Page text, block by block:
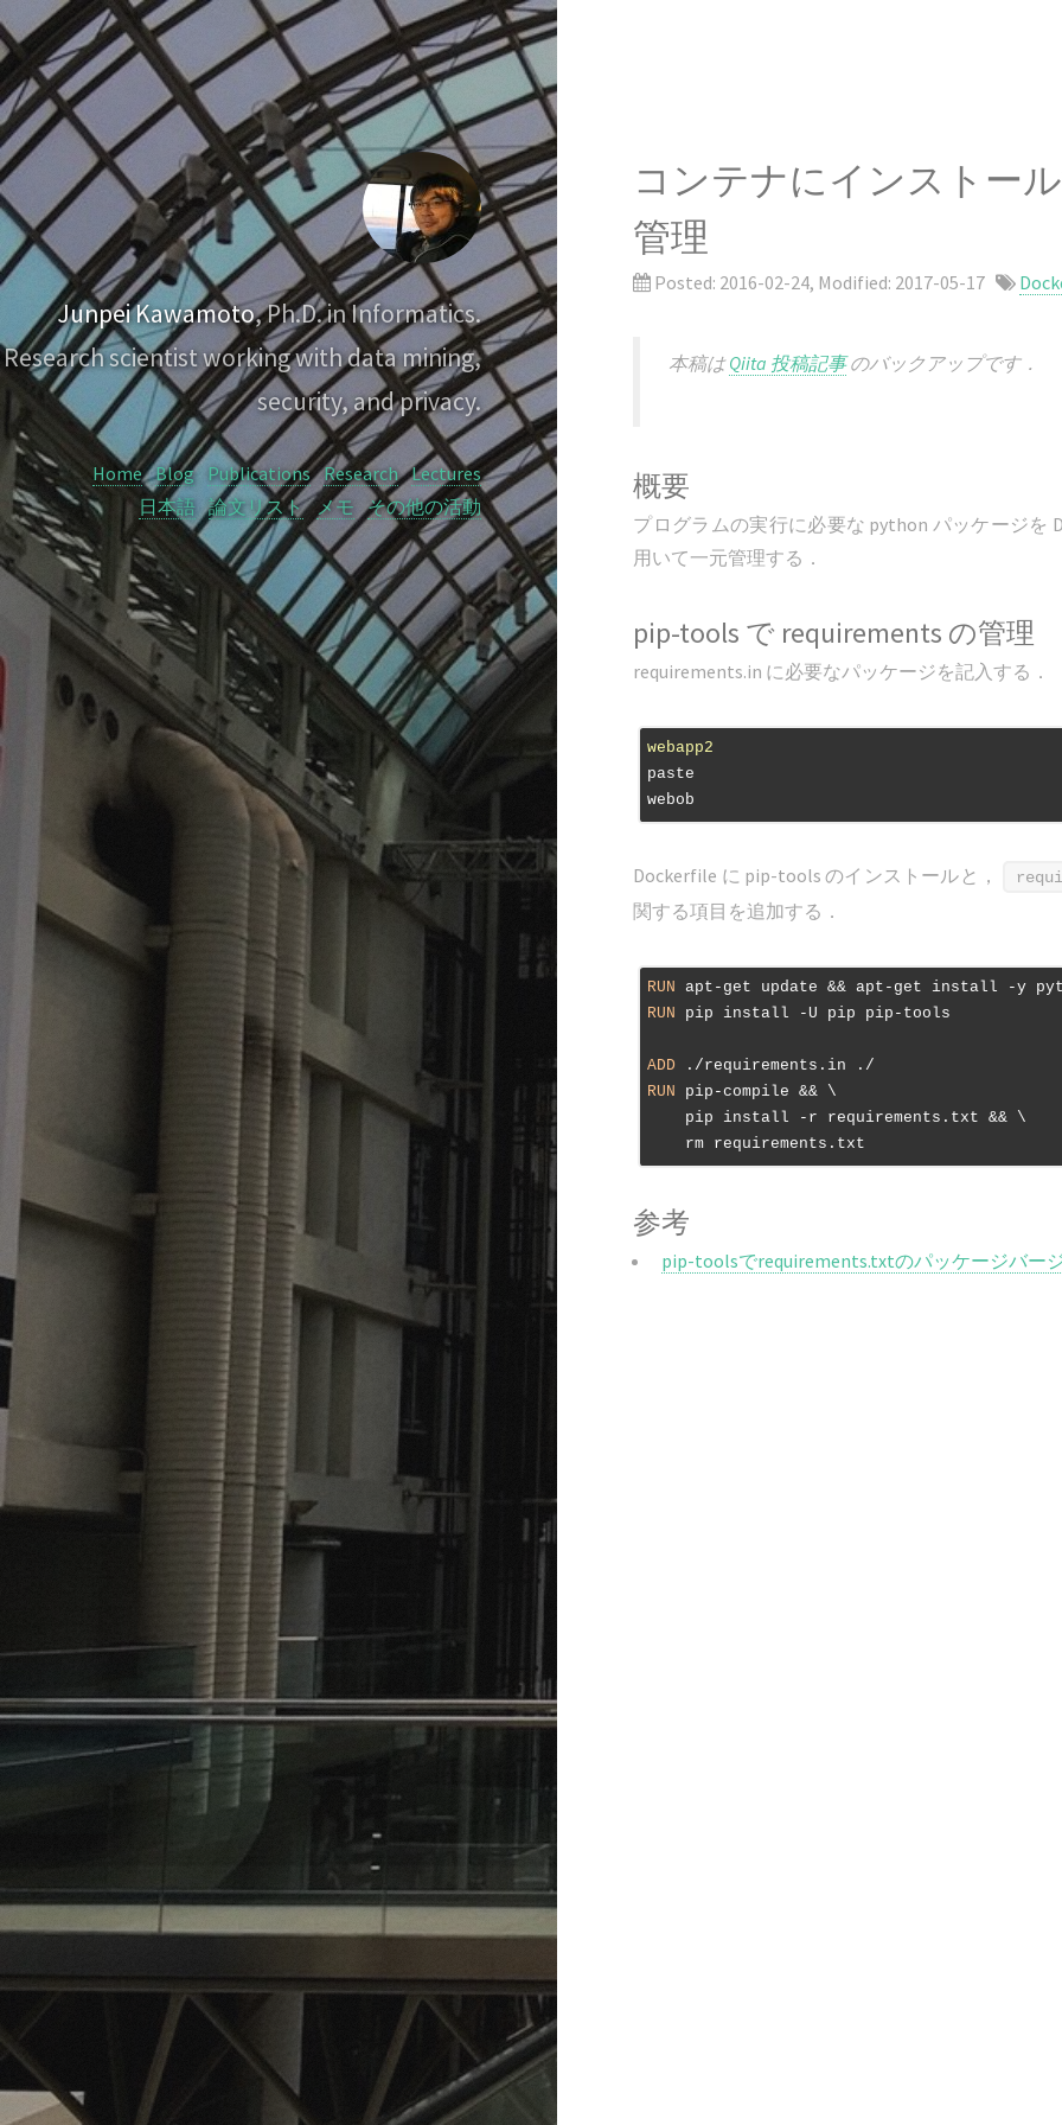
Junpei Kawamoto, Ph.D. in Informatics.
Research scientist working with data mining,
security, and privacy.
Home Blog Publications Research Lectures
日本語 論文リスト メモ その他の活動
コンテナにインストー
管理
Posted: 2016-02-24, Modified: 2017-05-17
本稿はQiita 投稿記事のバックアップです．
概要
プログラムの実行に必要な python パッケージを
用いて一元管理する．
pip-tools で requirements の管理
requirements.in に必要なパッケージを記入する．
webapp2
paste
Dockerfile に pip-tools のインストールと，
関する項目を追加する．
RUN apt-get update && apt-get install -y
RUN pip install -U pip pip-tools
ADD ./requirements.in ./
RUN pip-compile && \
    pip install -r requirements.txt && \
    rm requirements.txt
参考
pip-toolsでrequirements.txtのパッケージバー